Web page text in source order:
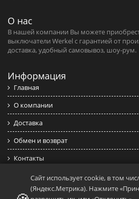
О нас
В нашей компании Вы можете
выключатели Werkel c гарантией от
доставка, удобный самовывоз, шоу-рум.
Информация
Главная
О компании
Доставка
Обмен и возврат
Контакты
Политика конфиденциальности
Публичная оферта
Сайт использует cookie, в том
(Яндекс.Метрика). Нажмите